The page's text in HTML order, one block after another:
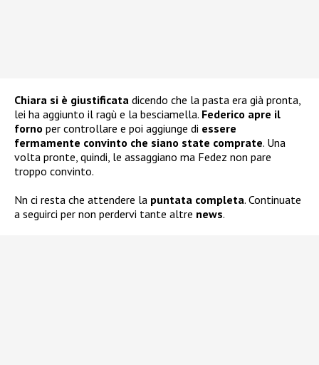
Chiara si è giustificata dicendo che la pasta era già pronta,
lei ha aggiunto il ragù e la besciamella. Federico apre il
forno per controllare e poi aggiunge di essere
fermamente convinto che siano state comprate. Una
volta pronte, quindi, le assaggiano ma Fedez non pare
troppo convinto.
Nn ci resta che attendere la puntata completa. Continuate
a seguirci per non perdervi tante altre news.